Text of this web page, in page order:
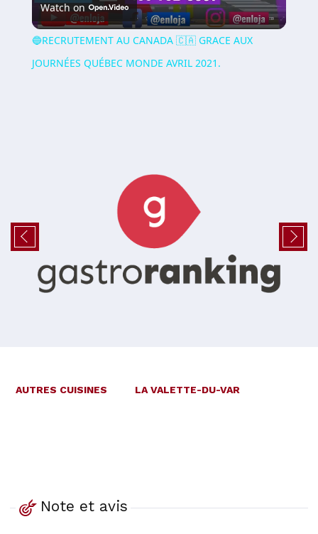
Video
Watch on
🔵RECRUTEMENT AU CANADA 🇨🇦 GRACE AUX
JOURNÉES QUÉBEC MONDE AVRIL 2021.
AUTRES CUISINES LA VALETTE-DU-VAR
Note et avis